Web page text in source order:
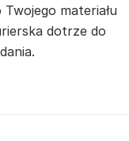
materiału
dotrze do